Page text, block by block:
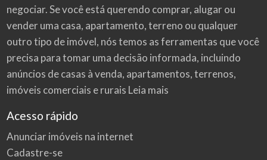
negociar. Se você está querendo comprar, alugar ou
vender uma casa, apartamento, terreno ou qualquer
outro tipo de imóvel, nós temos as ferramentas que você
precisa para tomar uma decisão informada, incluindo
anúncios de casas à venda, apartamentos, terrenos,
imóveis comerciais e rurais Leia mais
Acesso rápido
Anunciar imóveis na internet
Cadastre-se